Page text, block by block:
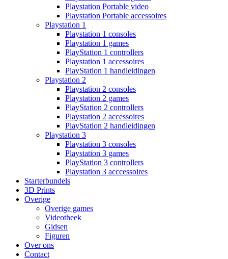
Playstation Portable video
Playstation Portable accessoires
Playstation 1
Playstation 1 consoles
Playstation 1 games
PlayStation 1 controllers
Playstation 1 accessoires
PlayStation 1 handleidingen
Playstation 2
Playstation 2 consoles
Playstation 2 games
PlayStation 2 controllers
Playstation 2 accessoires
PlayStation 2 handleidingen
Playstation 3
Playstation 3 consoles
Playstation 3 games
PlayStation 3 controllers
Playstation 3 acccessoires
Starterbundels
3D Prints
Overige
Overige games
Videotheek
Gidsen
Figuren
Over ons
Contact